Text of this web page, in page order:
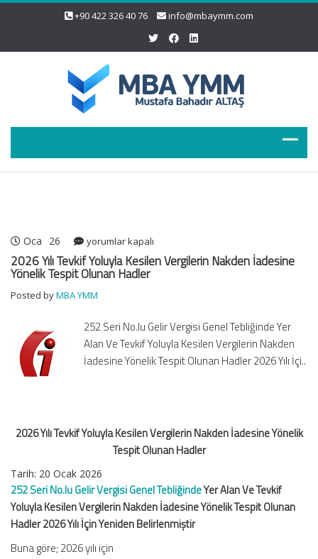
+90 422 326 40 76 info@mbaymm.com
Oca 26
2026
Yılı
Tevkif
Kesilen
Nakden
İadesine
Yönelik
yorumlar kapalı
2026 Yılı Tevkif Yoluyla Kesilen Vergilerin Nakden İadesine
Yönelik Tespit Olunan Hadler
Posted byMBA YMM
252 Seri No.lu Gelir Vergisi Genel Tebliğinde Yer
Alan Ve Tevkif Yoluyla Kesilen Vergilerin Nakden
İadesine Yönelik Tespit Olunan Hadler 2026 Yılı İçi..
2026 Yılı Tevkif Yoluyla Kesilen Vergilerin Nakden İadesine Yönelik
Tespit Olunan Hadler
Tarih: 20 Ocak 2026
252 Seri No.lu Gelir Vergisi Genel TebliğindeYer Alan Ve Tevkif
Yoluyla Kesilen Vergilerin Nakden İadesine Yönelik Tespit Olunan
Hadler 2026 Yılı İçin Yeniden Belirlenmiştir
Buna göre; 2026 yılı için